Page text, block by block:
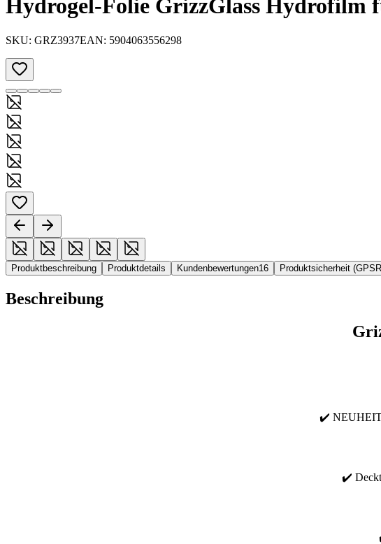
Hydrogel-Folie GrizzGlass Hydrofilm
SKU: GRZ3937EAN: 5904063556298
Produktbeschreibung Produktdetails Kundenbewertungen16 Produktsicherheit
Beschreibung
✔️ NEUHEIT!
✔️ Deckt